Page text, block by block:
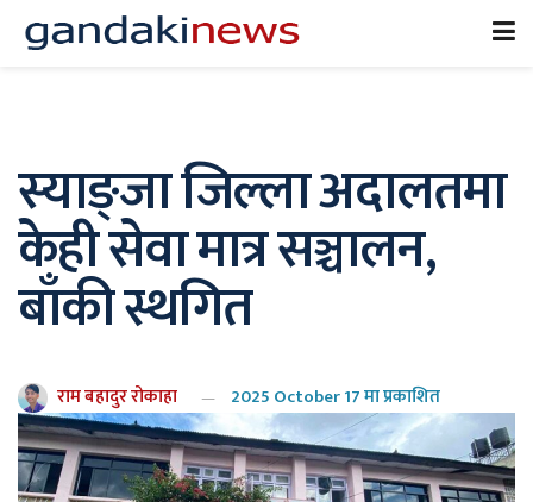
स्याङ्जा जिल्ला अदालतमा
केही सेवा मात्र सञ्चालन,
बाँकी स्थगित
राम बहादुर रोकाहा 2025 October 17 मा प्रकाशित